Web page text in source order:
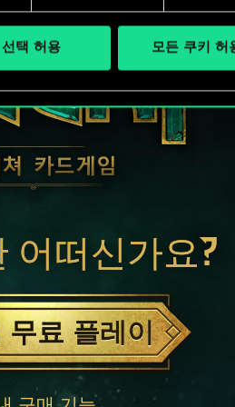
선택 허용 모든 쿠키 허
어떠신가요?
무료 플레이